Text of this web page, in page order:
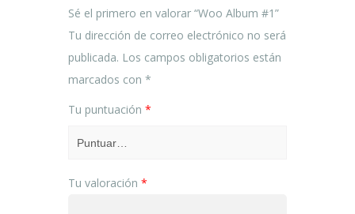
Sé el primero en valorar “Woo Album #1”
Tu dirección de correo electrónico no será
publicada. Los campos obligatorios están
marcados con *
Tu puntuación *
Tu valoración *